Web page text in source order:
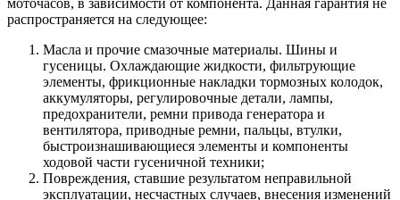
распространяется на следующее:
Масла и прочие смазочные материалы. Шины и
гусеницы. Охлаждающие жидкости, фильтрующие
элементы, фрикционные накладки тормозных колодок,
аккумуляторы, регулировочные детали, лампы,
предохранители, ремни привода генератора и
вентилятора, приводные ремни, пальцы, втулки,
быстроизнашивающиеся элементы и компоненты
ходовой части гусеничной техники;
Повреждения, ставшие результатом неправильной
эксплуатации, несчастных случаев, внесения изменений